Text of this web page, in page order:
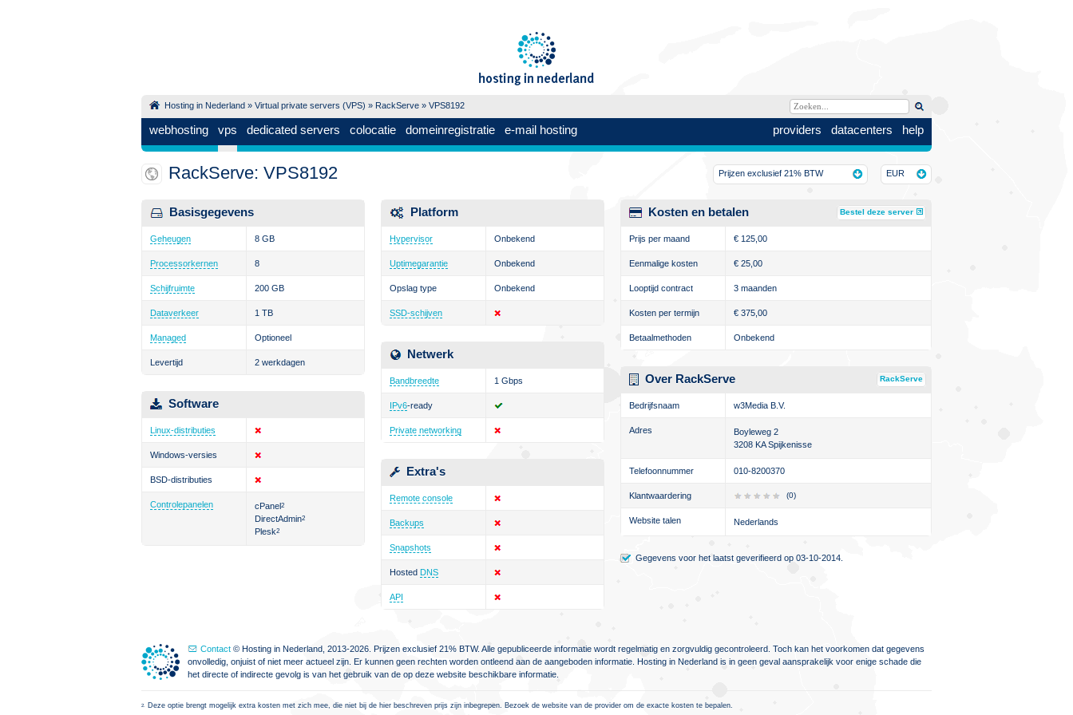
Hosting in Nederland » Virtual private servers (VPS) » RackServe » VPS8192
providers datacenters help
webhosting vps dedicated servers colocatie domeinregistratie e-mail hosting
EUR
Prijzen exclusief 21% BTW
RackServe: VPS8192
Basisgegevens
Geheugen 8 GB
Processorkernen 8
Schijfruimte 200 GB
Dataverkeer 1 TB
Managed Optioneel
Levertijd 2 werkdagen
Software
Linux-distributies
Windows-versies
BSD-distributies
Controlepanelen cPanel2
DirectAdmin2
Plesk2
Platform
Hypervisor Onbekend
Uptimegarantie Onbekend
Opslag type Onbekend
SSD-schijven
Netwerk
Bandbreedte 1 Gbps
IPv6-ready
Private networking
Extra's
Remote console
Backups
Snapshots
Hosted DNS
API
Kosten en betalen Bestel deze server
Prijs per maand € 125,00
Eenmalige kosten € 25,00
Looptijd contract 3 maanden
Kosten per termijn € 375,00
Betaalmethoden Onbekend
Over RackServe RackServe
Bedrijfsnaam w3Media B.V.
Adres
Boyleweg 2
3208 KA Spijkenisse
Telefoonnummer 010-8200370
Klantwaardering (0)
Website talen Nederlands
Gegevens voor het laatst geverifieerd op 03-10-2014.
Contact © Hosting in Nederland, 2013-2026. Prijzen exclusief 21% BTW. Alle gepubliceerde informatie wordt regelmatig en zorgvuldig gecontroleerd. Toch kan het voorkomen dat gegevens
onvolledig, onjuist of niet meer actueel zijn. Er kunnen geen rechten worden ontleend aan de aangeboden informatie. Hosting in Nederland is in geen geval aansprakelijk voor enige schade die
het directe of indirecte gevolg is van het gebruik van de op deze website beschikbare informatie.
2. Deze optie brengt mogelijk extra kosten met zich mee, die niet bij de hier beschreven prijs zijn inbegrepen. Bezoek de website van de provider om de exacte kosten te bepalen.